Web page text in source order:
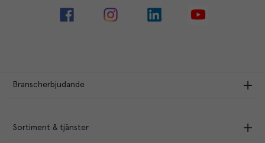
Branscherbjudande
Sortiment & tjänster